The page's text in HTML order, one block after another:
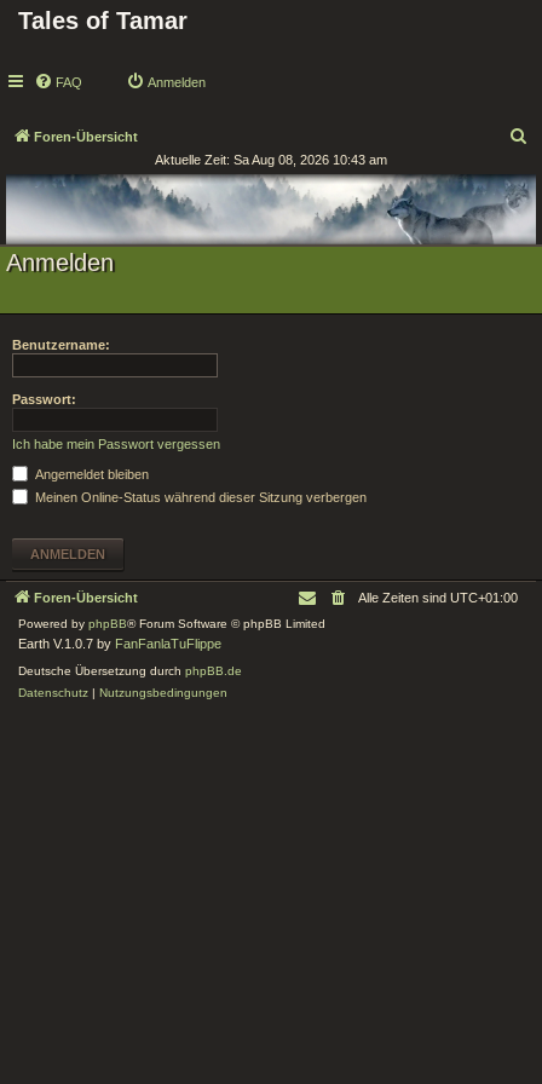
Tales of Tamar
FAQ Anmelden
Foren-Übersicht
c
e
Aktuelle Zeit: Sa Aug 08, 2026 10:43 am
Anmelden
Benutzername:
Passwort:
Ich habe mein Passwort vergessen
Angemeldet bleiben
Meinen Online-Status während dieser Sitzung verbergen
Foren-Übersicht Alle Zeiten sind UTC+01:00
Powered by phpBB® Forum Software © phpBB Limited
Earth V.1.0.7 by FanFanlaTuFlippe
Deutsche Übersetzung durch phpBB.de
Datenschutz | Nutzungsbedingungen